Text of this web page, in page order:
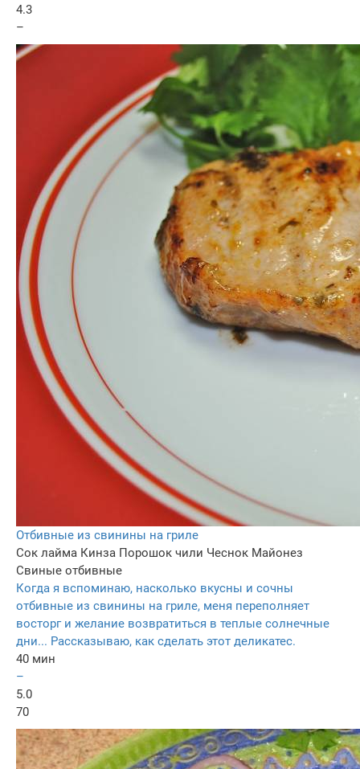
4.3
–
Отбивные из свинины на гриле
Сок лайма Кинза Порошок чили Чеснок Майонез
Свиные отбивные
Когда я вспоминаю, насколько вкусны и сочны
отбивные из свинины на гриле, меня переполняет
восторг и желание возвратиться в теплые солнечные
дни... Рассказываю, как сделать этот деликатес.
40 мин
–
5.0
70